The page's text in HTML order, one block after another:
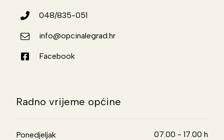
048/835-051
info@opcinalegrad.hr
Facebook
Radno vrijeme općine
Ponedjeljak 07.00 - 17.00 h